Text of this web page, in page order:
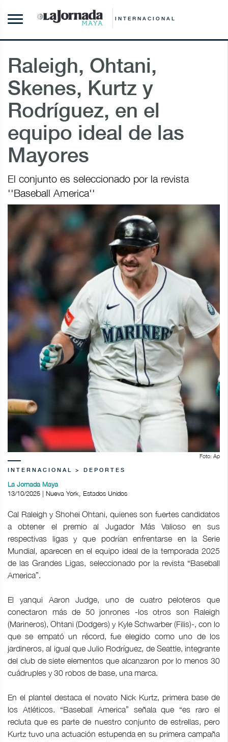
INTERNACIONAL
Raleigh, Ohtani,
Skenes, Kurtz y
Rodríguez, en el
equipo ideal de las
Mayores
El conjunto es seleccionado por la revista
''Baseball America''
Foto: Ap
INTERNACIONAL > DEPORTES
La Jornada Maya
13/10/2025 | Nueva York, Estados Unidos
Cal Raleigh y Shohei Ohtani, quienes son fuertes candidatos
a obtener el premio al Jugador Más Valioso en sus
respectivas ligas y que podrían enfrentarse en la Serie
Mundial, aparecen en el equipo ideal de la temporada 2025
de las Grandes Ligas, seleccionado por la revista “Baseball
America”.
El yanqui Aaron Judge, uno de cuatro peloteros que
conectaron más de 50 jonrones -los otros son Raleigh
(Marineros), Ohtani (Dodgers) y Kyle Schwarber (Filis)-, con lo
que se empató un récord, fue elegido como uno de los
jardineros, al igual que Julio Rodríguez, de Seattle, integrante
del club de siete elementos que alcanzaron por lo menos 30
cuádruples y 30 robos de base, una marca.
En el plantel destaca el novato Nick Kurtz, primera base de
los Atléticos. “Baseball America” señala que “es raro el
recluta que es parte de nuestro conjunto de estrellas, pero
Kurtz tuvo una actuación estupenda en su primera campaña